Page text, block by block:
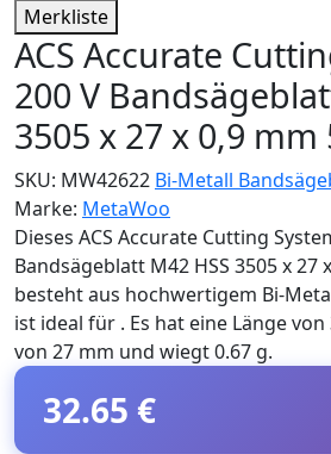
Merkliste
ACS Accurate
200 V
3505 x 27 x 0,9 mm
SKU: MW42622 Bi-Metall
Marke: MetaWoo
Dieses ACS Accurate Cutting
Bandsägeblatt M42 HSS 3505 x 27
besteht aus hochwertigem Bi-
ist ideal für . Es hat eine Länge
von 27 mm und wiegt 0.67 g.
32.65 €